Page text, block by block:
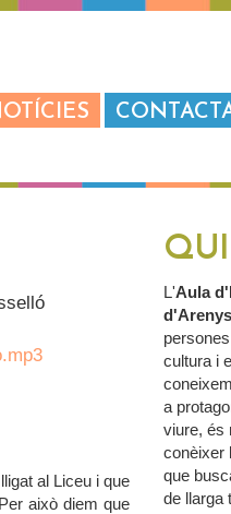
al Liceu i que
això diem que
L'Aula
cultura i
a
viure, és
conèixer
que
de llarga